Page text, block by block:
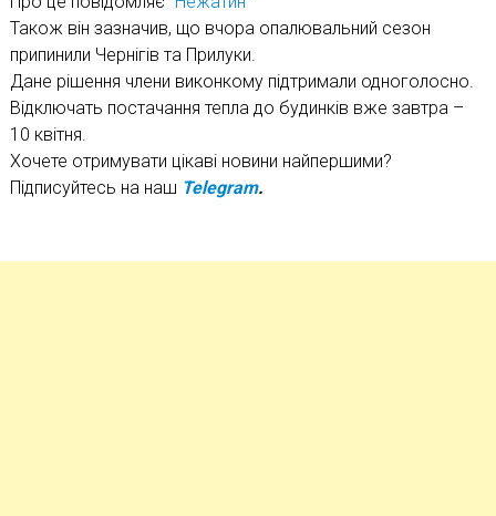
Також він зазначив, що вчора опалювальний сезон
припинили Чернігів та Прилуки.
Дане рішення члени виконкому підтримали одноголосно.
Відключать постачання тепла до будинків вже завтра –
10 квітня.
Хочете отримувати цікаві новини найпершими?
Підписуйтесь на наш Telegram.